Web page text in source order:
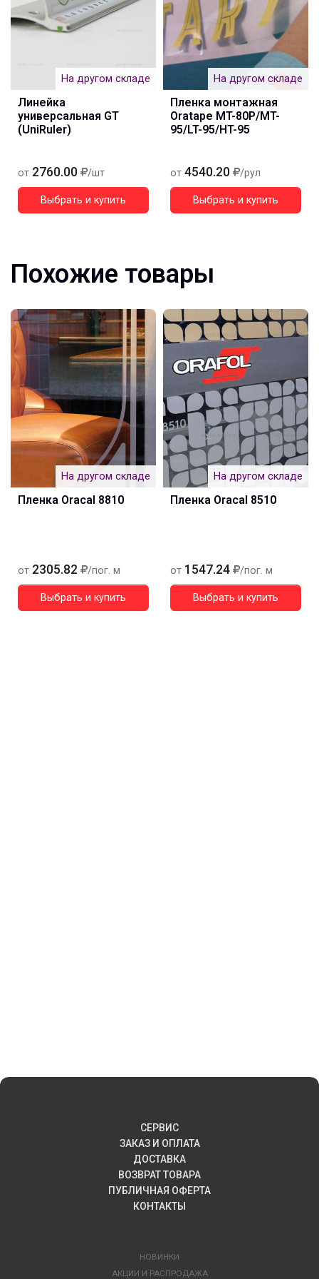
На другом складе
Линейка
универсальная GT
(UniRuler)
от 2760.00 /шт
Выбрать и купить
На другом складе
Пленка монтажная
Oratape MT-80P/MT-
95/LT-95/HT-95
от 4540.20 /рул
Выбрать и купить
Похожие товары
На другом складе
Пленка Oracal 8810
от 2305.82 /пог. м
Выбрать и купить
На другом складе
Пленка Oracal 8510
от 1547.24 /пог. м
Выбрать и купить
СЕРВИС
ЗАКАЗ И ОПЛАТА
ДОСТАВКА
ВОЗВРАТ ТОВАРА
ПУБЛИЧНАЯ ОФЕРТА
КОНТАКТЫ
НОВИНКИ
АКЦИИ И РАСПРОДАЖА